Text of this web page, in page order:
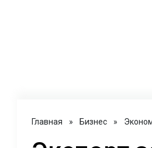
Главная » Бизнес »